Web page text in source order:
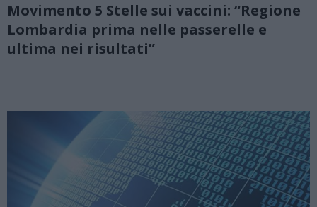
Movimento 5 Stelle sui vaccini: “Regione
Lombardia prima nelle passerelle e
ultima nei risultati”